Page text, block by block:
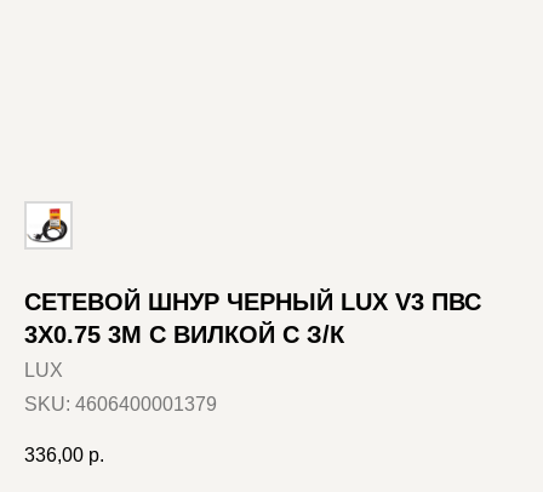
СЕТЕВОЙ ШНУР ЧЕРНЫЙ LUX V3 ПВС
3X0.75 3М С ВИЛКОЙ С З/К
LUX
SKU: 4606400001379
336,00 р.